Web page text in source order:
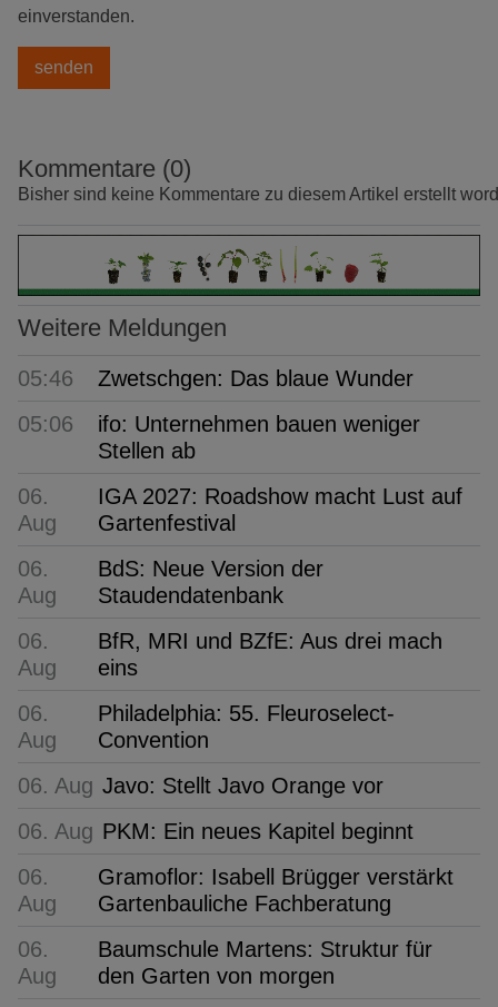
einverstanden.
Kommentare (0)
Bisher sind keine Kommentare zu diesem Artikel erstellt
Weitere Meldungen
05:46
Zwetschgen: Das blaue Wunder
05:06
ifo: Unternehmen bauen weniger
Stellen ab
06.
Aug
IGA 2027: Roadshow macht Lust auf
Gartenfestival
06.
Aug
BdS: Neue Version der
Staudendatenbank
06.
Aug
BfR, MRI und BZfE: Aus drei mach
eins
06.
Aug
Philadelphia: 55. Fleuroselect-
Convention
06. Aug Javo: Stellt Javo Orange vor
06. Aug PKM: Ein neues Kapitel beginnt
06.
Aug
Gramoflor: Isabell Brügger verstärkt
Gartenbauliche Fachberatung
06.
Aug
Baumschule Martens: Struktur für
den Garten von morgen